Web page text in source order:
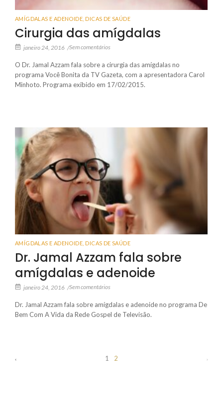
AMÍGDALAS E ADENOIDE DICAS DE SAÚDE
Cirurgia das amígdalas
janeiro 24, 2016 /Sem comentários
O Dr. Jamal Azzam fala sobre a cirurgia das amígdalas no
programa Você Bonita da TV Gazeta, com a apresentadora Carol
Minhoto. Programa exibido em 17/02/2015.
AMÍGDALAS E ADENOIDE DICAS DE SAÚDE
Dr. Jamal Azzam fala sobre
amígdalas e adenoide
janeiro 24, 2016 /Sem comentários
Dr. Jamal Azzam fala sobre amígdalas e adenoide no programa De
Bem Com A Vida da Rede Gospel de Televisão.
1 2